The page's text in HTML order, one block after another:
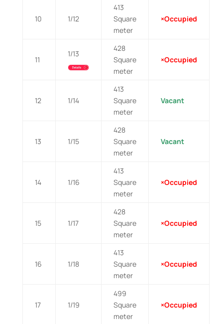
10 1/12
413
Square
meter
×Occupied
11
1/13
428
Square
meter
×Occupied
12 1/14
413
Square
meter
Vacant
13 1/15
428
Square
meter
Vacant
14 1/16
413
Square
meter
×Occupied
15 1/17
428
Square
meter
×Occupied
16 1/18
413
Square
meter
×Occupied
17 1/19
499
Square
meter
×Occupied